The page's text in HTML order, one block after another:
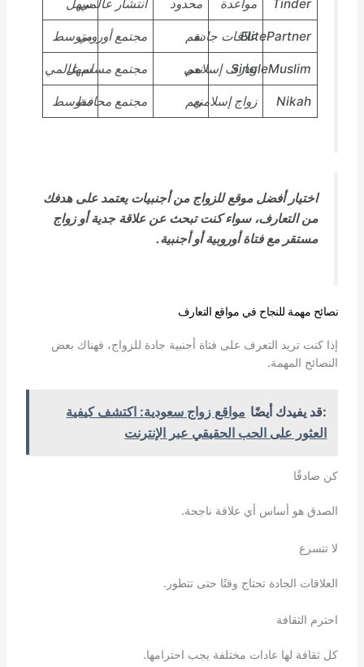
Tinder مواعدة محدود انتشار عالميسهل
ElitePartnerعلاقات جادةنعم مجتمع أوروبيمتوسط
SingleMuslimتعارف إسلامي
نعم مجتمع مسلم عالمي
سهل
Nikah زواج إسلامي
نعم مجتمع محافظمتوسط
اختيار أفضل موقع للزواج من أجنبيات يعتمد على هدفك
من التعارف، سواء كنت تبحث عن علاقة جدية أو زواج
مستقر مع فتاة أوروبية أو أجنبية.
نصائح مهمة للنجاح في مواقع التعارف
إذا كنت تريد التعرف على فتاة أجنبية جادة للزواج، فهناك بعض
النصائح المهمة.
:قد يفيدك أيضًا مواقع زواج سعودية: اكتشف كيفية
العثور على الحب الحقيقي عبر الإنترنت
كن صادقًا
الصدق هو أساس أي علاقة ناجحة.
لا تتسرع
العلاقات الجادة تحتاج وقتًا حتى تتطور.
احترم الثقافة
كل ثقافة لها عادات مختلفة يجب احترامها.